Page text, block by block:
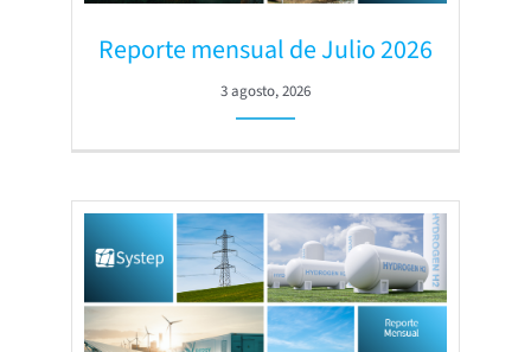
Reporte mensual de Julio 2026
3 agosto, 2026